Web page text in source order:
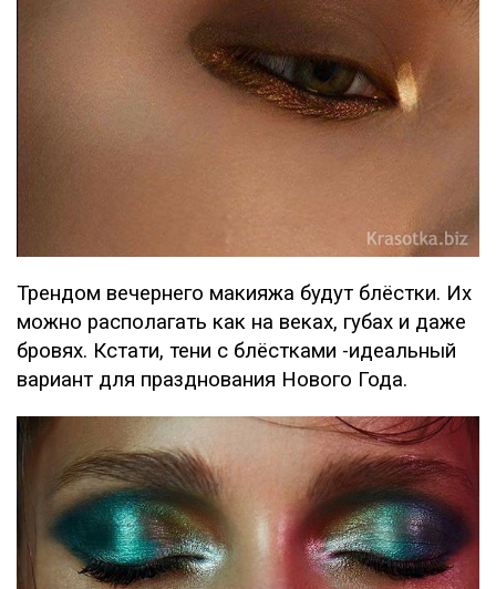
Трендом вечернего макияжа будут блёстки. Их
можно располагать как на веках, губах и даже
бровях. Кстати, тени с блёстками -идеальный
вариант для празднования Нового Года.